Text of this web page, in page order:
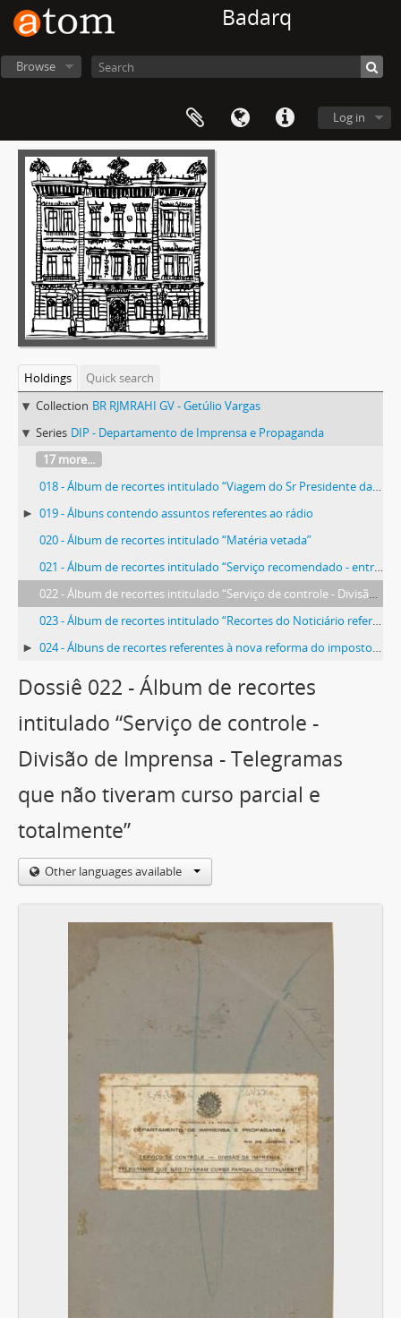
Badarq
Browse
Log in
Holdings
Quick search
Collection BR RJMRAHI GV - Getúlio Vargas
Series DIP - Departamento de Imprensa e Propaganda
17 more...
018 - Álbum de recortes intitulado “Viagem do Sr Presidente da República a São Paulo”
019 - Álbuns contendo assuntos referentes ao rádio
020 - Álbum de recortes intitulado “Matéria vetada”
021 - Álbum de recortes intitulado “Serviço recomendado - entrevistas, artigos, tópicos e reportagens distribuídos pelo D.I.P”
022 - Álbum de recortes intitulado “Serviço de controle - Divisão de Imprensa - Telegramas que não tiveram curso parcial e totalmente”
023 - Álbum de recortes intitulado “Recortes do Noticiário referente à criação dos novos territórios federais”
024 - Álbuns de recortes referentes à nova reforma do imposto sobre a renda
Dossiê 022 - Álbum de recortes
intitulado “Serviço de controle -
Divisão de Imprensa - Telegramas
que não tiveram curso parcial e
totalmente”
Other languages available